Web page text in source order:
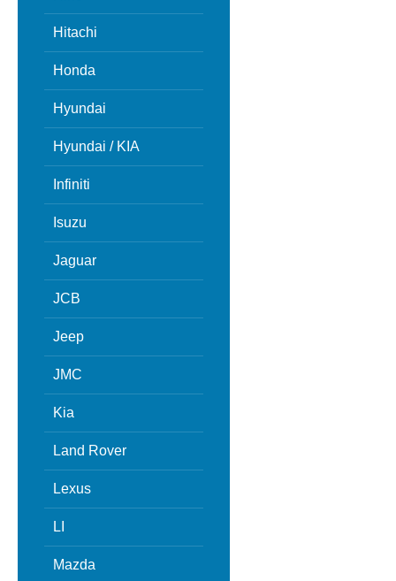
Hitachi
Honda
Hyundai
Hyundai / KIA
Infiniti
Isuzu
Jaguar
JCB
Jeep
JMC
Kia
Land Rover
Lexus
LI
Mazda